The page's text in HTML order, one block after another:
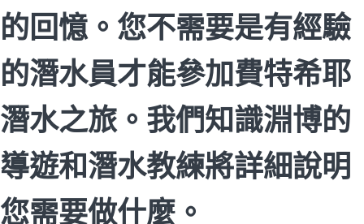
的回憶。您不需要是有經驗
的潛水員才能參加費特希耶
潛水之旅。我們知識淵博的
導遊和潛水教練將詳細說明
您需要做什麼。